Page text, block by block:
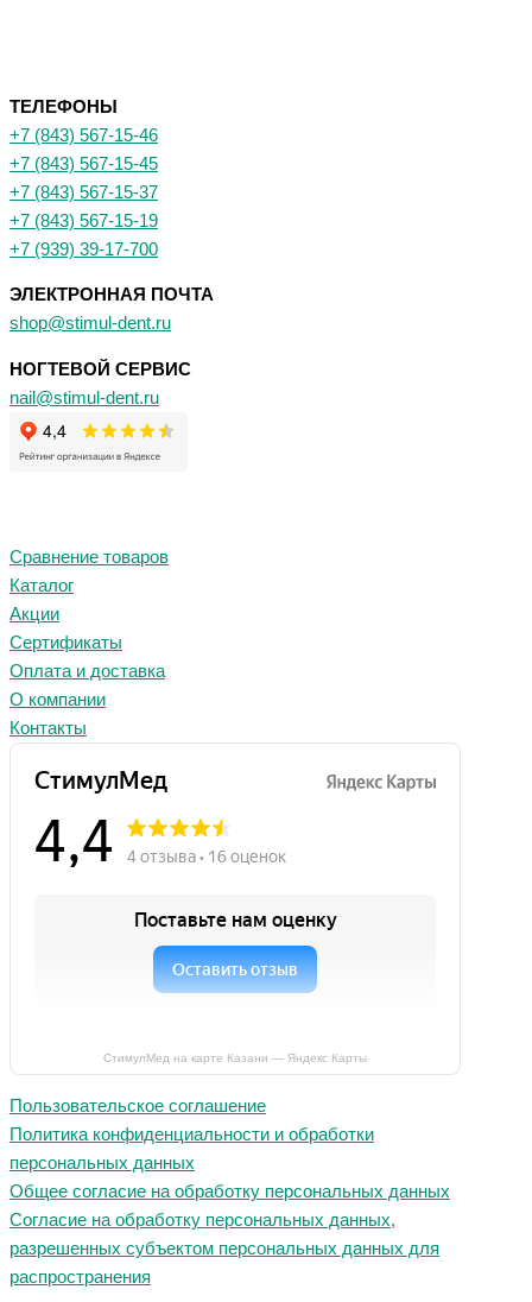
ТЕЛЕФОНЫ
+7 (843) 567-15-46
+7 (843) 567-15-45
+7 (843) 567-15-37
+7 (843) 567-15-19
+7 (939) 39-17-700
ЭЛЕКТРОННАЯ ПОЧТА
shop@stimul-dent.ru
НОГТЕВОЙ СЕРВИС
nail@stimul-dent.ru
Сравнение товаров
Каталог
Акции
Сертификаты
Оплата и доставка
О компании
Контакты
СтимулМед на карте Казани — Яндекс Карты
Пользовательское соглашение
Политика конфиденциальности и обработки
персональных данных
Общее согласие на обработку персональных данных
Согласие на обработку персональных данных,
разрешенных субъектом персональных данных для
распространения